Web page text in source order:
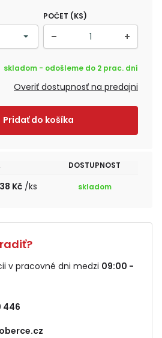
POČET (KS)
skladom - odošleme do 2 prac. dní
Overiť dostupnosť na predajni
Pridať do košíka
DOSTUPNOST
Kč/ks skladom
v pracovné dni medzi 09:00 -
446